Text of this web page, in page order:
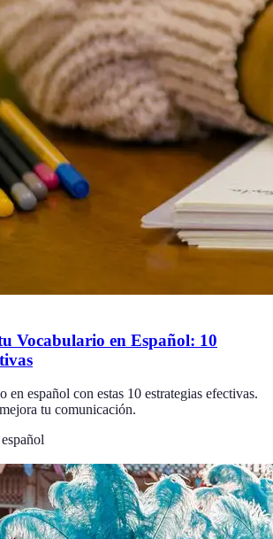
Vocabulario en Español: 10
español con estas 10 estrategias efectivas.
tu comunicación.